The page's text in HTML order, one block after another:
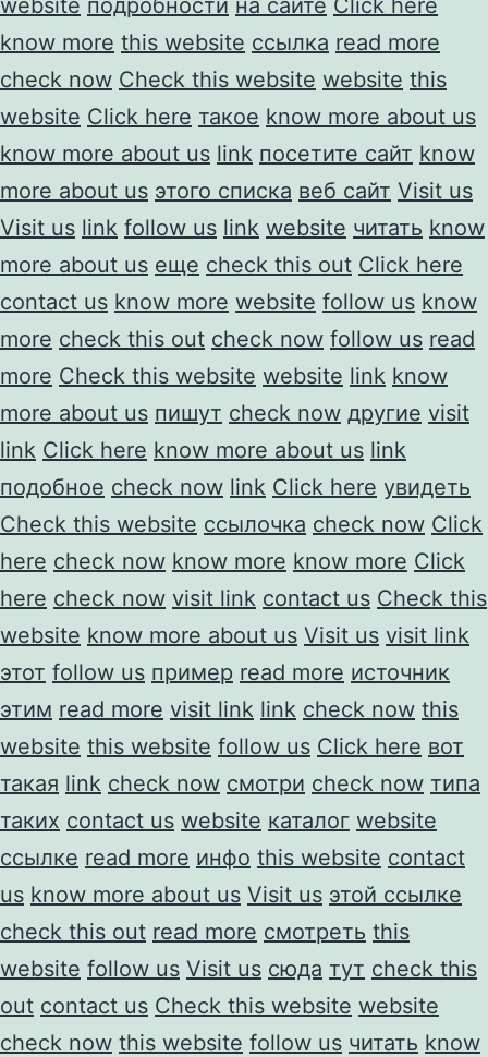
know more this website ссылка read more
check now Check this website website this
website Click here такое know more about us
know more about us link посетите сайт know
more about us этого списка веб сайт Visit us
Visit us link follow us link website читать know
more about us еще check this out Click here
contact us know more website follow us know
more check this out check now follow us read
more Check this website website link know
more about us пишут check now другие visit
link Click here know more about us link
подобное check now link Click here увидеть
Check this website ссылочка check now Click
here check now know more know more Click
here check now visit link contact us Check this
website know more about us Visit us visit link
этот follow us пример read more источник
этим read more visit link link check now this
website this website follow us Click here вот
такая link check now смотри check now типа
таких contact us website каталог website
ссылке read more инфо this website contact
us know more about us Visit us этой ссылке
check this out read more смотреть this
website follow us Visit us сюда тут check this
out contact us Check this website website
check now this website follow us читать know